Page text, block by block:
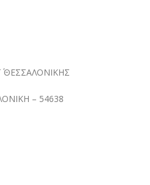
ΘΕΣΣΑΛΟΝΙΚΗΣ
– 54638